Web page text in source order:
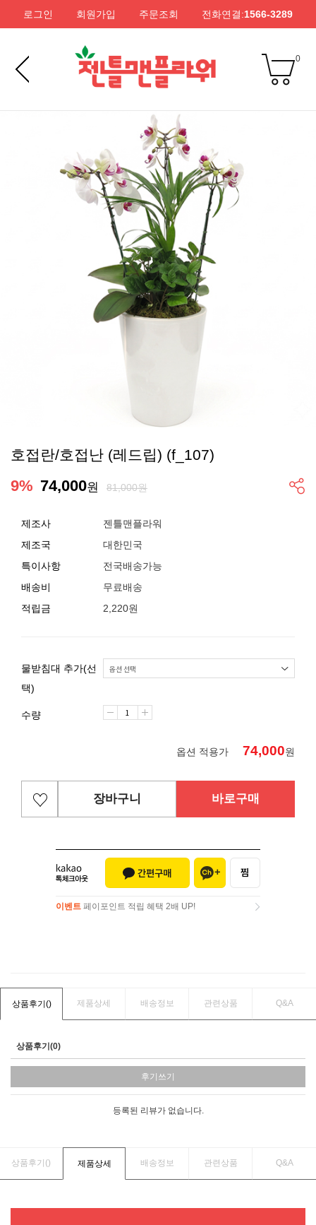
로그인 회원가입 주문조회 전화연결:1566-3289
0
호접란/호접난 (레드립) (f_107)
9% 74,000원 81,000원
제조사
젠틀맨플라워
제조국
대한민국
특이사항
전국배송가능
배송비
무료배송
적립금
2,220원
물받침대 추가(선
택)
수량
옵션 적용가 74,000원
장바구니 바로구매
이벤트 페이포인트 적립 혜택 2배 UP!
상품후기() 제품상세 배송정보 관련상품 Q&A
상품후기(0)
후기쓰기
등록된 리뷰가 없습니다.
상품후기() 제품상세 배송정보 관련상품 Q&A